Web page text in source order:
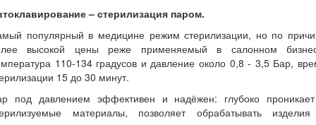
– стерилизация паром.
популярный в медицине режим стерилизации, но по
высокой цены реже применяемый в салонном
110-134 градусов и давление около 0,8 - 3,5 Бар,
15 до 30 минут.
под давлением эффективен и надёжен: глубоко
материалы, позволяет обрабатывать